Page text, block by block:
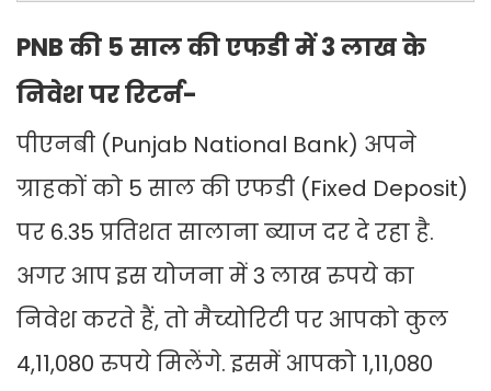
PNB की 5 साल की एफडी में 3 लाख के
निवेश पर रिटर्न-
पीएनबी (Punjab National Bank) अपने
ग्राहकों को 5 साल की एफडी (Fixed Deposit)
पर 6.35 प्रतिशत सालाना ब्याज दर दे रहा है.
अगर आप इस योजना में 3 लाख रुपये का
निवेश करते हैं, तो मैच्योरिटी पर आपको कुल
4,11,080 रुपये मिलेंगे. इसमें आपको 1,11,080